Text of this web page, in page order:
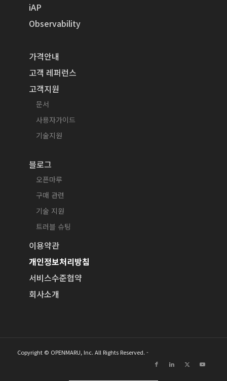
iAP
Observability
가격안내
고객 레퍼런스
고객지원
문서
사용자가이드
기술지원
블로그
오픈마루
구매 관련
기술 지원
트러블 슈팅
이용약관
개인정보처리방침
서비스수준협약
회사소개
Copyright © OPENMARU, Inc. All Rights Reserved. -